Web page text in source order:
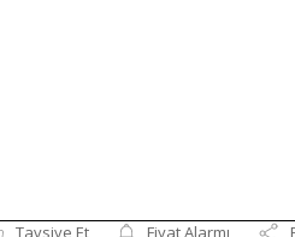
Tavsiye Et Fiyat Alarmı